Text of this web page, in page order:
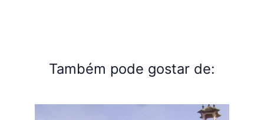
Também pode gostar de: